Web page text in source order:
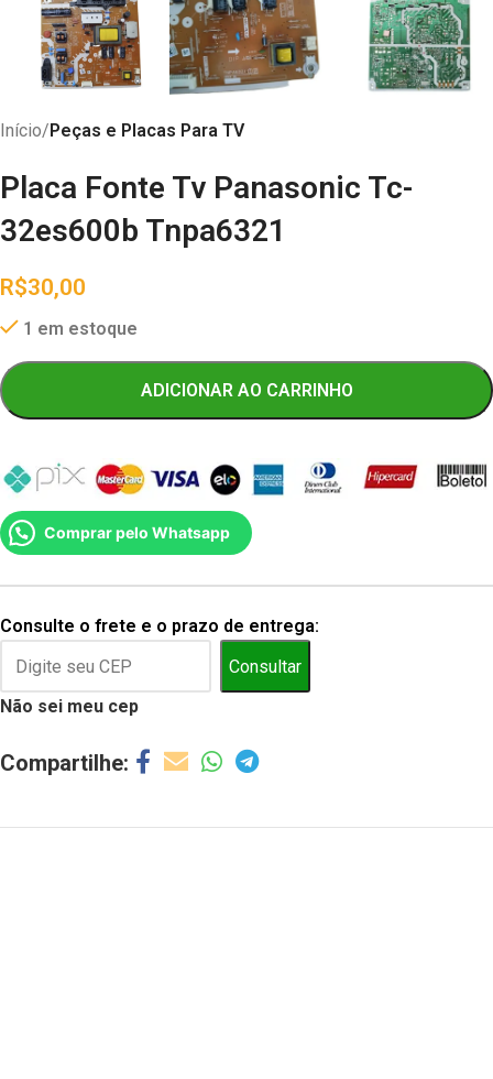
Início Peças e Placas Para TV
Placa Fonte Tv Panasonic Tc-
32es600b Tnpa6321
R$30,00
1 em estoque
ADICIONAR AO CARRINHO
Comprar pelo Whatsapp
Consulte o frete e o prazo de entrega:
Consultar
Não sei meu cep